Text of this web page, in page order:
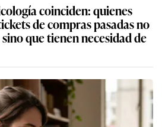
coinciden: quienes
de compras pasadas no
que tienen necesidad de